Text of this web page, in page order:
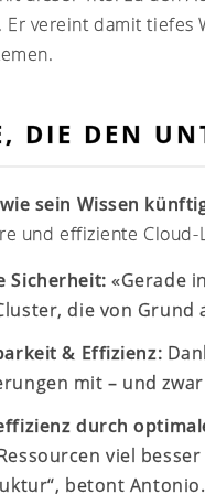
. Er vereint damit tiefes
DIE DEN
sein Wissen
und effiziente
Sicherheit: «Gerade
die von
& Effizienz:
mit – und
durch
viel
betont Antonio.